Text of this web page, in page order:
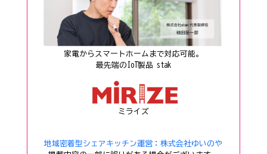
家電からスマートホームまで対応可能。
──最先端のIoT製品 stak──
ミライズ
地域密着型シェアキッチン運営：株式会社ゆいのや